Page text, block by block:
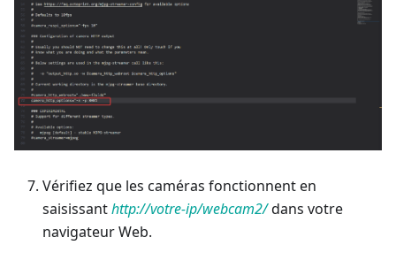
Vérifiez que les caméras fonctionnent en
saisissanthttp://votre-ip/webcam2/dans votre
navigateur Web.